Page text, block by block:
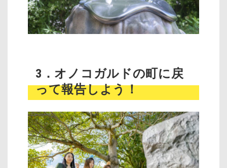
3．オノコガルドの町に戻
って報告しよう！